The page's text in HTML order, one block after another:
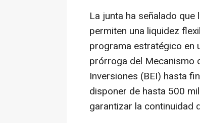
La junta ha señalado
permiten una liquidez
programa estratégico en
prórroga del Mecanismo
Inversiones (BEI) hasta
disponer de hasta 500
garantizar la continuidad